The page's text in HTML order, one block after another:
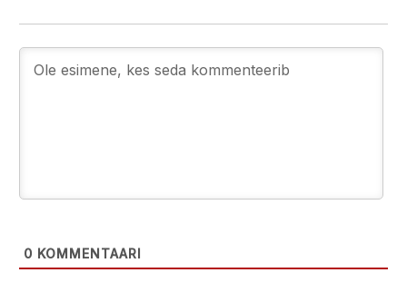
0 KOMMENTAARI